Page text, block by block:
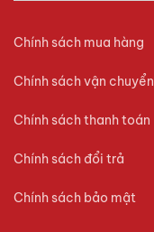
Chính sách mua hàng
Chính sách vận chuyển
Chính sách thanh toán
Chính sách đổi trả
Chính sách bảo mật